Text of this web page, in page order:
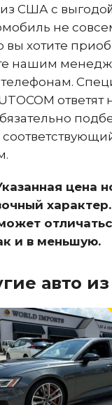
США с
не
вы хотите
нашим
ответят
цена
и в меньшую.
авто